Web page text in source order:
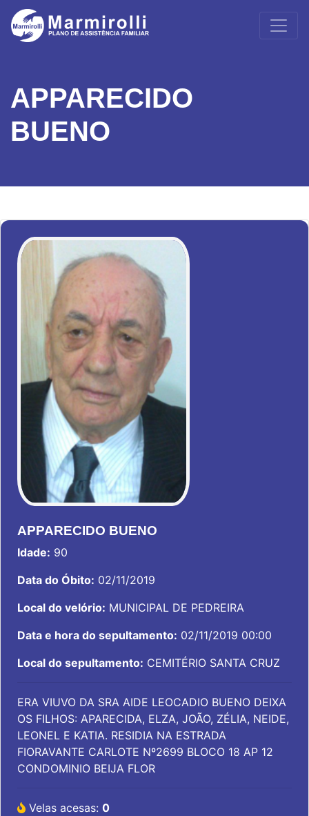
APPARECIDO
BUENO
APPARECIDO BUENO
Idade: 90
Data do Óbito: 02/11/2019
Local do velório: MUNICIPAL DE PEDREIRA
Data e hora do sepultamento: 02/11/2019 00:00
Local do sepultamento: CEMITÉRIO SANTA CRUZ
ERA VIUVO DA SRA AIDE LEOCADIO BUENO DEIXA
OS FILHOS: APARECIDA, ELZA, JOÃO, ZÉLIA, NEIDE,
LEONEL E KATIA. RESIDIA NA ESTRADA
FIORAVANTE CARLOTE Nº2699 BLOCO 18 AP 12
CONDOMINIO BEIJA FLOR
Velas acesas: 0